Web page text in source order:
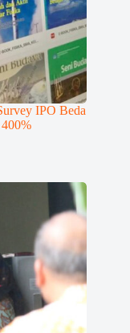
IPO Beda